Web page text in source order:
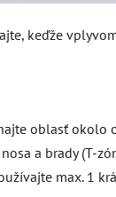
keďže
oblasť okolo
a brady (T-
max. 1